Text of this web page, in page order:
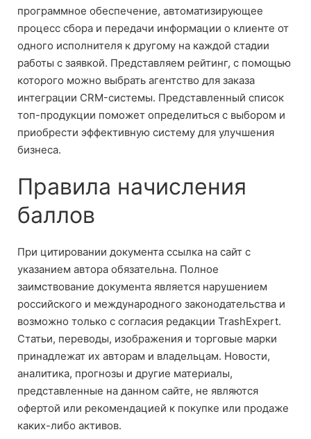
программное обеспечение, автоматизирующее
процесс сбора и передачи информации о клиенте от
одного исполнителя к другому на каждой стадии
работы с заявкой. Представляем рейтинг, с помощью
которого можно выбрать агентство для заказа
интеграции CRM-системы. Представленный список
топ-продукции поможет определиться с выбором и
приобрести эффективную систему для улучшения
бизнеса.
Правила начисления
баллов
При цитировании документа ссылка на сайт с
указанием автора обязательна. Полное
заимствование документа является нарушением
российского и международного законодательства и
возможно только с согласия редакции TrashExpert.
Статьи, переводы, изображения и торговые марки
принадлежат их авторам и владельцам. Новости,
аналитика, прогнозы и другие материалы,
представленные на данном сайте, не являются
офертой или рекомендацией к покупке или продаже
каких-либо активов.